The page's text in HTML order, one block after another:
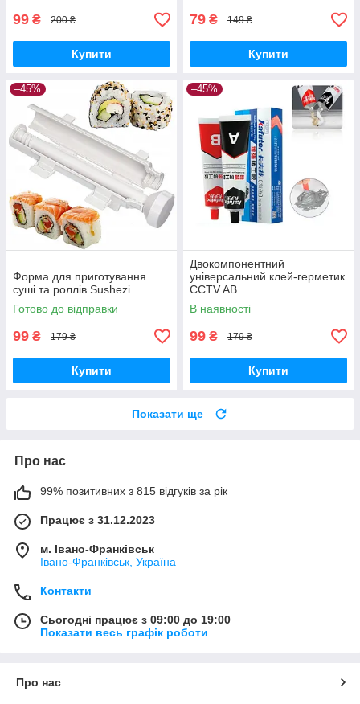
99 ₴ 200 ₴
Купити
79 ₴ 149 ₴
Купити
–45%
Форма для приготування
суші та роллів Sushezi
Готово до відправки
99 ₴ 179 ₴
Купити
–45%
Двокомпонентний
універсальний клей-герметик
CCTV AB
В наявності
99 ₴ 179 ₴
Купити
Показати ще
Про нас
99% позитивних з 815 відгуків за рік
Працює з 31.12.2023
м. Івано-Франківськ
Івано-Франківськ, Україна
Контакти
Сьогодні працює з 09:00 до 19:00
Показати весь графік роботи
Про нас